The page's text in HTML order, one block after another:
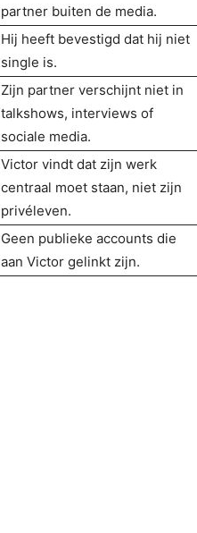
partner buiten de media.
Hij heeft bevestigd dat hij niet
single is.
Zijn partner verschijnt niet in
talkshows, interviews of
sociale media.
Victor vindt dat zijn werk
centraal moet staan, niet zijn
privéleven.
Geen publieke accounts die
aan Victor gelinkt zijn.